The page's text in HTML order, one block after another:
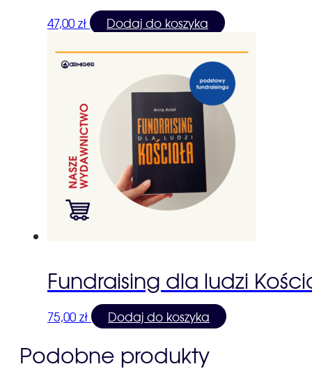
47,00 zł Dodaj do koszyka
Fundraising dla ludzi
75,00 zł Dodaj do koszyka
Podobne produkty